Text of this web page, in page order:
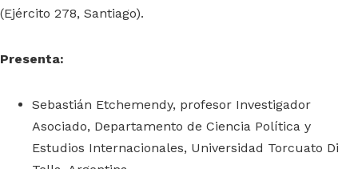
(Ejército 278, Santiago).
Presenta:
Sebastián Etchemendy, profesor Investigador
Asociado, Departamento de Ciencia Política y
Estudios Internacionales, Universidad Torcuato Di